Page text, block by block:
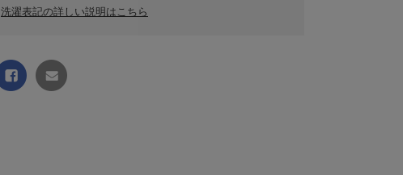
洗濯表記の詳しい説明はこちら